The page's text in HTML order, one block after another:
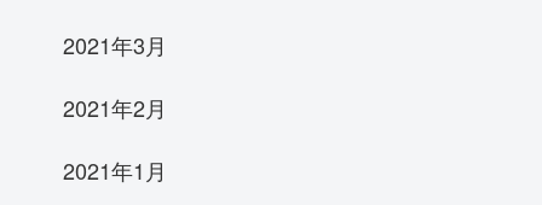
2021年3月
2021年2月
2021年1月